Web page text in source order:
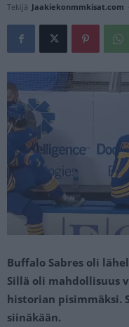
Tekijä Jaakiekonmmkisat.com
Buffalo Sabres oli
Sillä oli mahdollisuus
historian pisimmäksi.
siinäkään.